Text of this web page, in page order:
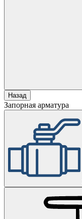
Назад
Запорная арматура